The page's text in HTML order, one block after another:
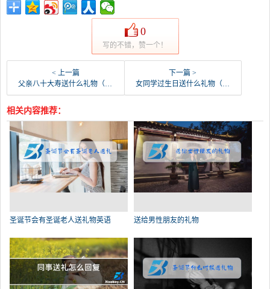
0
写的不错，赞一个！
< 上一篇
父亲八十大寿送什么礼物（男八十大寿送什么礼物）
下一篇 >
女同学过生日送什么礼物（关系好的女同学过生日送礼物）
相关内容推荐：
圣诞节会有圣诞老人送礼物英语 送给男性朋友的礼物